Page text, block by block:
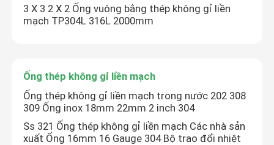
3 X 3 2 X 2 Ống vuông bằng thép không gỉ liền
mạch TP304L 316L 2000mm
Ống thép không gỉ liền mạch
Ống thép không gỉ liền mạch trong nước 202 308
309 Ống inox 18mm 22mm 2 inch 304
Ss 321 Ống thép không gỉ liền mạch Các nhà sản
xuất Ống 16mm 16 Gauge 304 Bộ trao đổi nhiệt